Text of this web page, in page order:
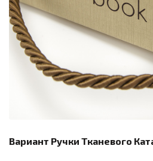
Вариант Ручки Тканевого